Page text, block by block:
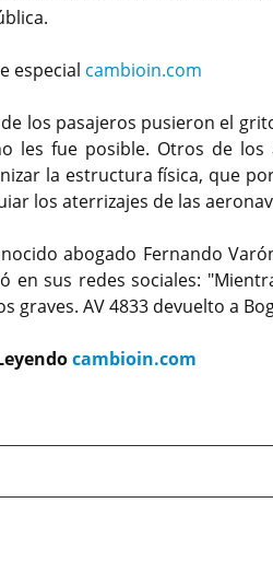
especial cambioin.com
los pasajeros pusieron el
les fue posible. Otros de
la estructura física, que
los aterrizajes de las
abogado Fernando
en sus redes sociales:
graves. AV 4833 devuelto a
cambioin.com